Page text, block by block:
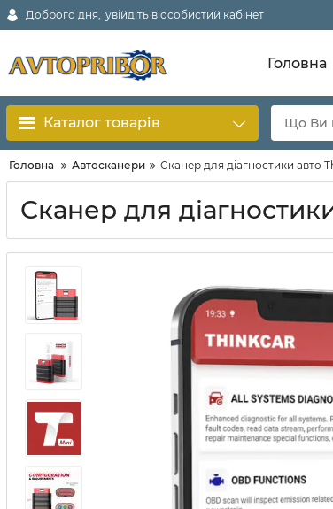
Доброго дня, увійдіть в особистий кабінет
Головна
Каталог товарів
Головна Автосканери Сканер для діагностики авто
Сканер для